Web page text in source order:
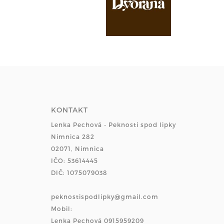
KONTAKT
Lenka Pechová - Peknosti spod lipky
Nimnica 282
02071, Nimnica
IČO: 53614445
DIČ: 1075079038
peknostispodlipky@gmail.com
Mobil:
Lenka Pechová 0915959209